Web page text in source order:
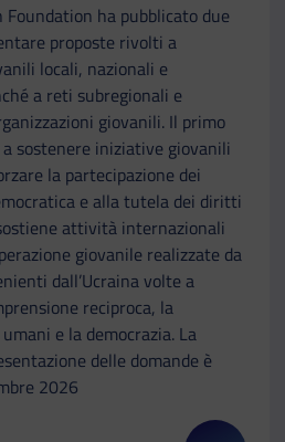
Foundation ha pubblicato due
proposte rivolti a
locali, nazionali e
a reti subregionali e
giovanili. Il primo
sostenere iniziative giovanili
la partecipazione dei
e alla tutela dei diritti
attività internazionali
giovanile realizzate da
dall’Ucraina volte a
reciproca, la
e la democrazia. La
delle domande è
2026